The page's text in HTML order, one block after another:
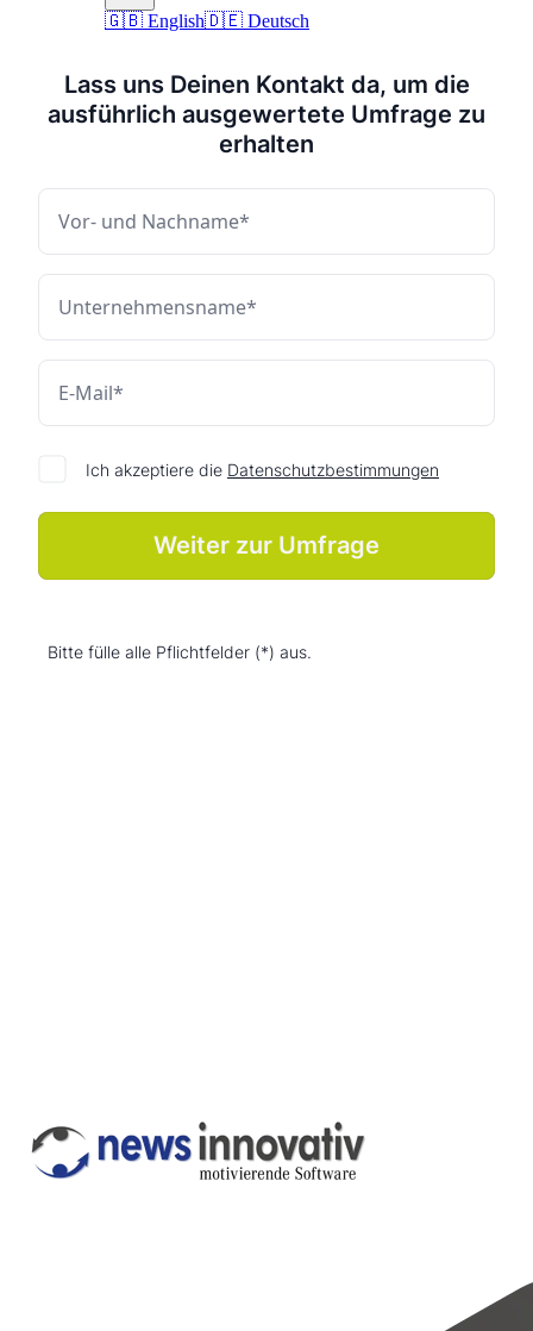
🇬🇧 English🇩🇪 Deutsch